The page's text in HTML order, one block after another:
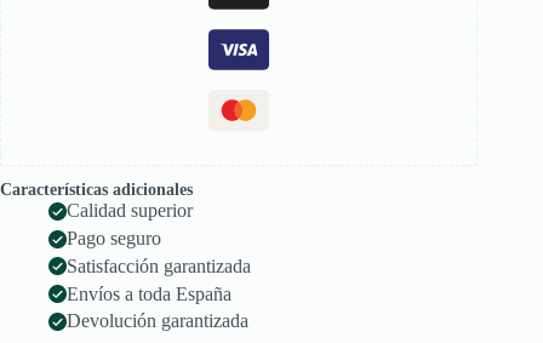
Características adicionales
Calidad superior
Pago seguro
Satisfacción garantizada
Envíos a toda España
Devolución garantizada